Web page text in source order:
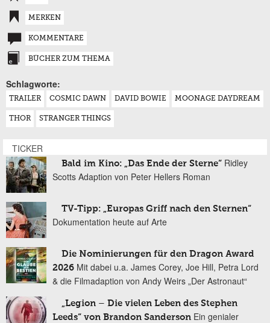
MERKEN
KOMMENTARE
BÜCHER ZUM THEMA
Schlagworte:
TRAILER COSMIC DAWN DAVID BOWIE MOONAGE DAYDREAM
THOR STRANGER THINGS
TICKER
Bald im Kino: „Das Ende der Sterne“ Ridley
Scotts Adaption von Peter Hellers Roman
TV-Tipp: „Europas Griff nach den Sternen“
Dokumentation heute auf Arte
Die Nominierungen für den Dragon Award
2026 Mit dabei u.a. James Corey, Joe Hill, Petra Lord
& die Filmadaption von Andy Weirs „Der Astronaut“
„Legion – Die vielen Leben des Stephen
Leeds“ von Brandon Sanderson Ein genialer